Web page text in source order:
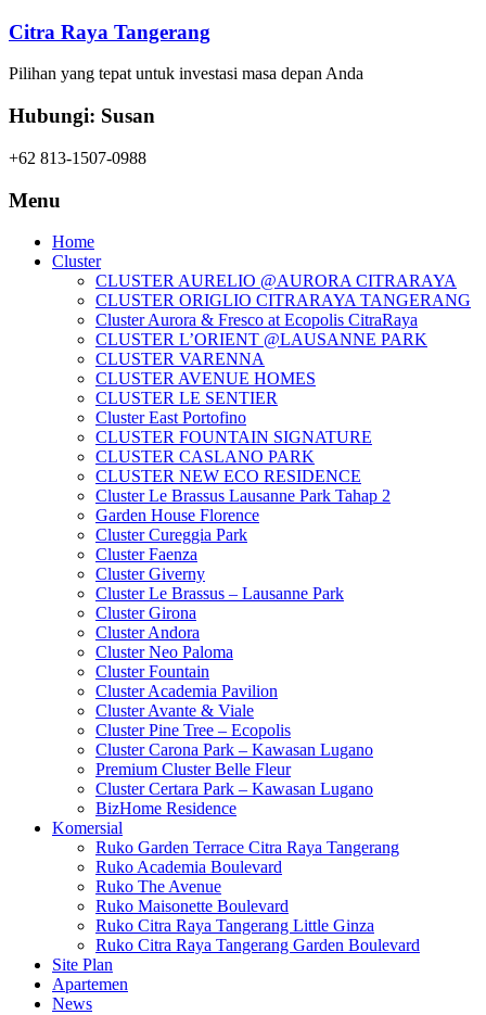
Citra Raya Tangerang
Pilihan yang tepat untuk investasi masa depan Anda
Hubungi: Susan
+62 813-1507-0988
Menu
Home
Cluster
CLUSTER AURELIO @AURORA CITRARAYA
CLUSTER ORIGLIO CITRARAYA TANGERANG
Cluster Aurora & Fresco at Ecopolis CitraRaya
CLUSTER L’ORIENT @LAUSANNE PARK
CLUSTER VARENNA
CLUSTER AVENUE HOMES
CLUSTER LE SENTIER
Cluster East Portofino
CLUSTER FOUNTAIN SIGNATURE
CLUSTER CASLANO PARK
CLUSTER NEW ECO RESIDENCE
Cluster Le Brassus Lausanne Park Tahap 2
Garden House Florence
Cluster Cureggia Park
Cluster Faenza
Cluster Giverny
Cluster Le Brassus – Lausanne Park
Cluster Girona
Cluster Andora
Cluster Neo Paloma
Cluster Fountain
Cluster Academia Pavilion
Cluster Avante & Viale
Cluster Pine Tree – Ecopolis
Cluster Carona Park – Kawasan Lugano
Premium Cluster Belle Fleur
Cluster Certara Park – Kawasan Lugano
BizHome Residence
Komersial
Ruko Garden Terrace Citra Raya Tangerang
Ruko Academia Boulevard
Ruko The Avenue
Ruko Maisonette Boulevard
Ruko Citra Raya Tangerang Little Ginza
Ruko Citra Raya Tangerang Garden Boulevard
Site Plan
Apartemen
News